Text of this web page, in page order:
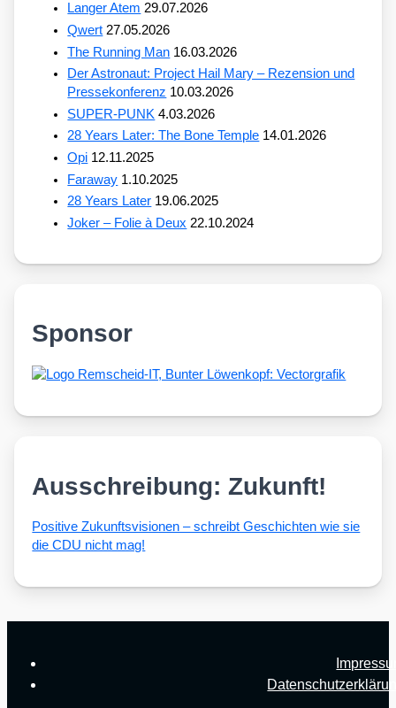
Langer Atem 29.07.2026
Qwert 27.05.2026
The Running Man 16.03.2026
Der Astronaut: Project Hail Mary – Rezension und
Pressekonferenz 10.03.2026
SUPER-PUNK 4.03.2026
28 Years Later: The Bone Temple 14.01.2026
Opi 12.11.2025
Faraway 1.10.2025
28 Years Later 19.06.2025
Joker – Folie à Deux 22.10.2024
Sponsor
Ausschreibung: Zukunft!
Posi­ti­ve Zukunfts­vi­sio­nen – schreibt Geschich­ten wie sie
die CDU nicht mag!